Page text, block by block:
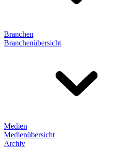
Branchen
Branchenübersicht
Medien
Medienübersicht
Archiv